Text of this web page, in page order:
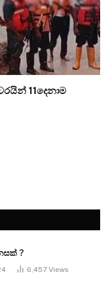
11දෙනාම
?
6,457 Views